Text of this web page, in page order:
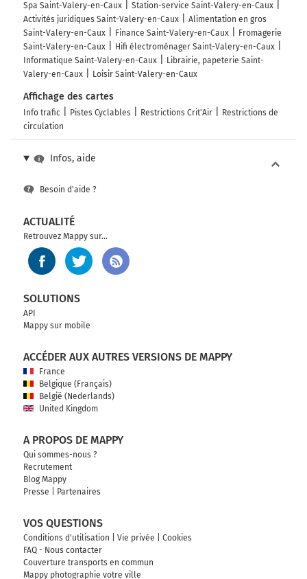
Spa Saint-Valery-en-Caux
Station-service Saint-Valery-en-Caux
Activités juridiques Saint-Valery-en-Caux
Alimentation en gros
Saint-Valery-en-Caux
Finance Saint-Valery-en-Caux
Fromagerie
Saint-Valery-en-Caux
Hifi électroménager Saint-Valery-en-Caux
Informatique Saint-Valery-en-Caux
Librairie, papeterie Saint-
Valery-en-Caux
Loisir Saint-Valery-en-Caux
Affichage des cartes
Info trafic Pistes Cyclables Restrictions Crit'Air
Restrictions de
circulation
Infos, aide
Besoin d'aide ?
ACTUALITÉ
Retrouvez Mappy sur...
SOLUTIONS
API
Mappy sur mobile
ACCÉDER AUX AUTRES VERSIONS DE MAPPY
France
Belgique (Français)
België (Nederlands)
United Kingdom
A PROPOS DE MAPPY
Qui sommes-nous ?
Recrutement
Blog Mappy
Presse
Partenaires
VOS QUESTIONS
Conditions d'utilisation Vie privée
Cookies
FAQ - Nous contacter
Couverture transports en commun
Mappy photographie votre ville